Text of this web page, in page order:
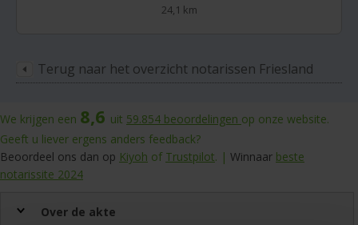
24,1 km
Terug naar het overzicht notarissen Friesland
We krijgen een 8,6 uit 59.854 beoordelingen op onze website.
Geeft u liever ergens anders feedback?
Beoordeel ons dan op Kiyoh of Trustpilot. | Winnaar beste
notarissite 2024
Over de akte